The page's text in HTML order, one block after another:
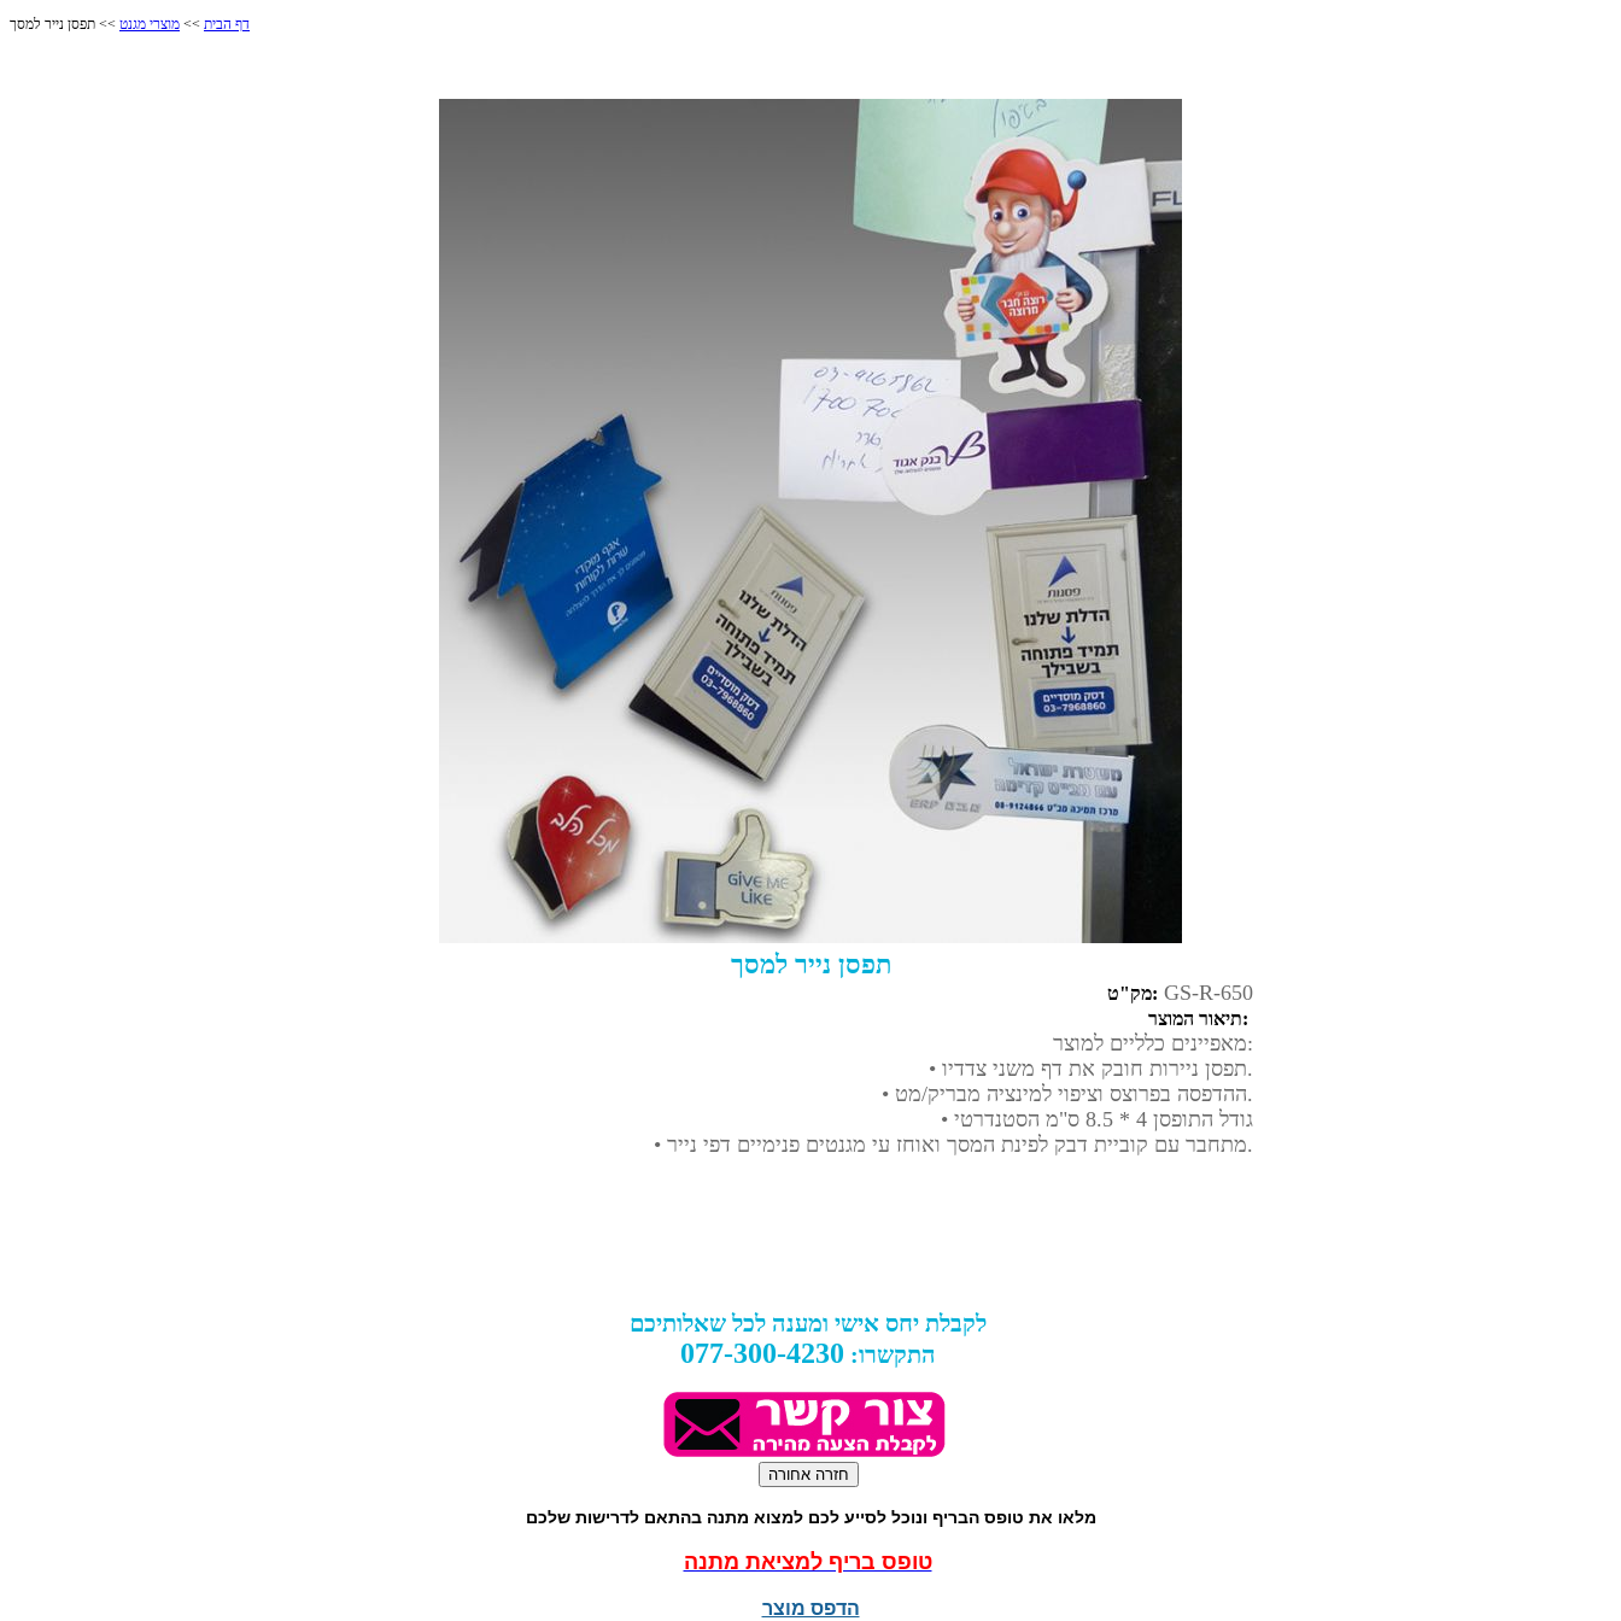
דף הבית >> מוצרי מגנט >> תפסן נייר למסך
תפסן נייר למסך
מק"ט: GS-R-650
תיאור המוצר:
מאפיינים כלליים למוצר:
• תפסן ניירות חובק את דף משני צדדיו.
• ההדפסה בפרוצס וציפוי למינציה מבריק/מט.
• גודל התופסן 4 * 8.5 ס"מ הסטנדרטי
• מתחבר עם קוביית דבק לפינת המסך ואוחז עי מגנטים פנימיים דפי נייר.
לקבלת יחס אישי ומענה לכל שאלותיכם
התקשרו: 077-300-4230
מלאו את טופס הבריף ונוכל לסייע לכם למצוא מתנה בהתאם לדרישות שלכם
טופס בריף למציאת מתנה
הדפס מוצר